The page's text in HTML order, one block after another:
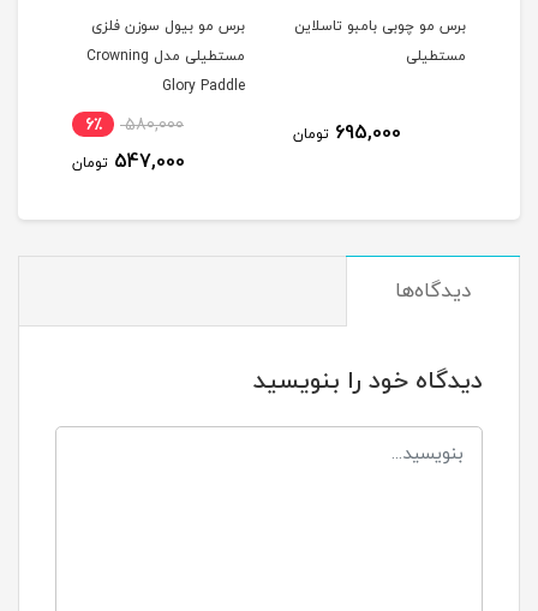
برس مو چوبی بامبو تاسلاین
مستطیلی
695,000 تومان
برس مو بیول سوزن فلزی
مستطیلی مدل Crowning
Glory Paddle
580,000 6٪
547,000 تومان
دیدگاه‌ها
دیدگاه خود را بنویسید